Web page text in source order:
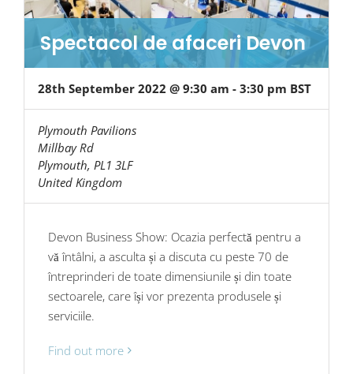
Spectacol de afaceri Devon
28th September 2022 @ 9:30 am -3:30 pm BST
Plymouth Pavilions
Millbay Rd
Plymouth, PL1 3LF
United Kingdom
Devon Business Show: Ocazia perfectă pentru a
vă întâlni, a asculta și a discuta cu peste 70 de
întreprinderi de toate dimensiunile și din toate
sectoarele, care își vor prezenta produsele și
serviciile.
Find out more